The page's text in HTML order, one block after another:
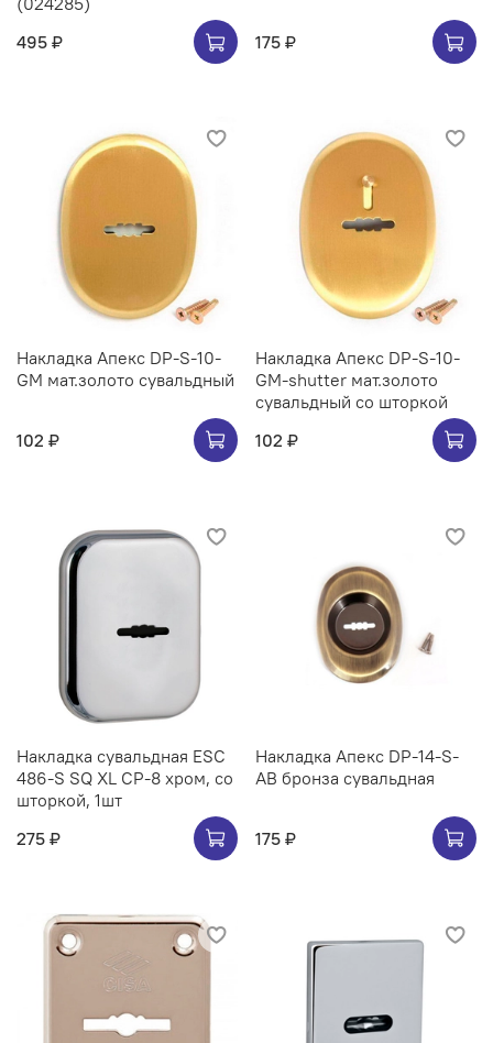
495 ₽
175 ₽
Накладка Апекс DP-S-10-
GM мат.золото сувальдный
102 ₽
Накладка Апекс DP-S-10-
GM-shutter мат.золото
сувальдный со шторкой
102 ₽
Накладка сувальдная ESC
486-S SQ XL CP-8 хром, со
шторкой, 1шт
275 ₽
Накладка Апекс DP-14-S-
AB бронза сувальдная
175 ₽